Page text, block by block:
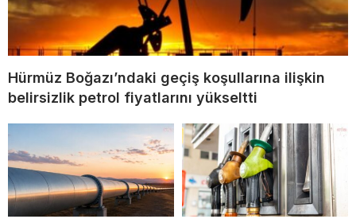
Hürmüz Boğazı’ndaki geçiş koşullarına ilişkin
belirsizlik petrol fiyatlarını yükseltti